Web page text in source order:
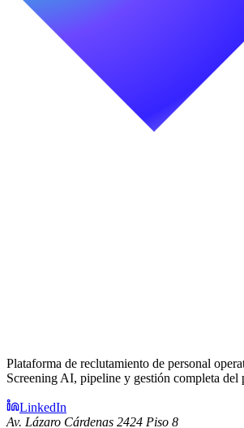
Plataforma de reclutamiento de personal
Screening AI, pipeline y gestión completa del
LinkedIn
Av. Lázaro Cárdenas 2424 Piso 8